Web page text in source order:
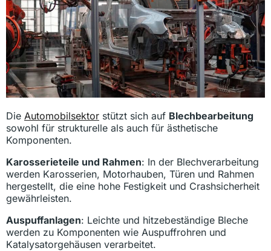
Die Automobilsektor stützt sich auf Blechbearbeitung
sowohl für strukturelle als auch für ästhetische
Komponenten.
Karosserieteile und Rahmen: In der Blechverarbeitung
werden Karosserien, Motorhauben, Türen und Rahmen
hergestellt, die eine hohe Festigkeit und Crashsicherheit
gewährleisten.
Auspuffanlagen: Leichte und hitzebeständige Bleche
werden zu Komponenten wie Auspuffrohren und
Katalysatorgehäusen verarbeitet.